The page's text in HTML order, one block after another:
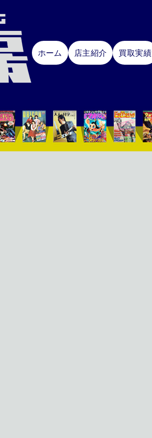
ホーム 店主紹介 買取実績